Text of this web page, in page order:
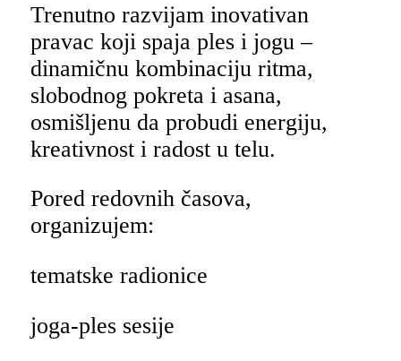
Trenutno razvijam inovativan
pravac koji spaja ples i jogu –
dinamičnu kombinaciju ritma,
slobodnog pokreta i asana,
osmišljenu da probudi energiju,
kreativnost i radost u telu.
Pored redovnih časova,
organizujem:
tematske radionice
joga-ples sesije